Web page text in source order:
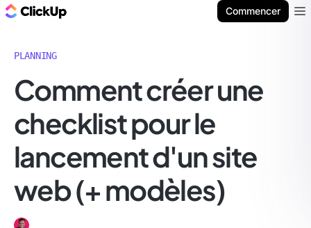
Commencer
PLANNING
Comment créer une
checklist pour le
lancement d'un site
web (+ modèles)